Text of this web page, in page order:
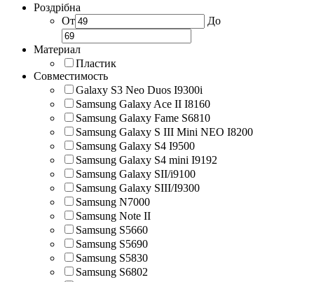
Роздрібна
От
До
Материал
Пластик
Совместимость
Galaxy S3 Neo Duos I9300i
Samsung Galaxy Ace II I8160
Samsung Galaxy Fame S6810
Samsung Galaxy S III Mini NEO I8200
Samsung Galaxy S4 I9500
Samsung Galaxy S4 mini I9192
Samsung Galaxy SII/i9100
Samsung Galaxy SIII/I9300
Samsung N7000
Samsung Note II
Samsung S5660
Samsung S5690
Samsung S5830
Samsung S6802